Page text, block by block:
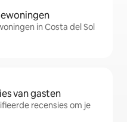
in Costa del Sol
van gasten
recensies om je